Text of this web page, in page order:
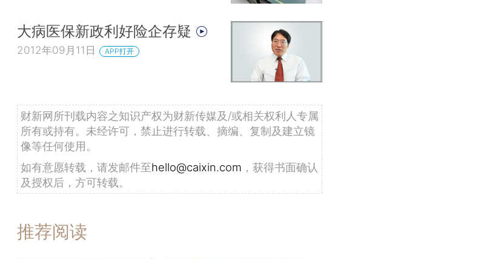
大病医保新政利好险企存疑
2012年09月11日 APP打开
财新网所刊载内容之知识产权为财新传媒及/或相关权利人专属
所有或持有。未经许可，禁止进行转载、摘编、复制及建立镜
像等任何使用。
如有意愿转载，请发邮件至hello@caixin.com ，获得书面确认
及授权后，方可转载。
推荐阅读